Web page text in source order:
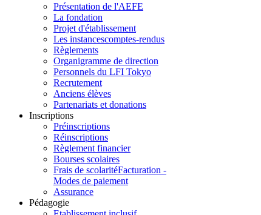
Présentation de l'AEFE
La fondation
Projet d'établissement
Les instancescomptes-rendus
Règlements
Organigramme de direction
Personnels du LFI Tokyo
Recrutement
Anciens élèves
Partenariats et donations
Inscriptions
Préinscriptions
Réinscriptions
Règlement financier
Bourses scolaires
Frais de scolaritéFacturation -
Modes de paiement
Assurance
Pédagogie